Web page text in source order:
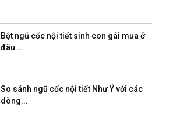
Bột ngũ cốc nội tiết sinh con gái mua ở
đâu...
So sánh ngũ cốc nội tiết Như Ý với các
dòng...